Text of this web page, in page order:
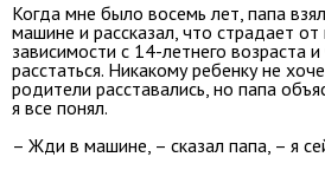
Когда мне было восемь лет, папа
машине и рассказал, что страдает от
зависимости с 14-летнего возраста
расстаться. Никакому ребенку не
родители расставались, но папа
я все понял.
– Жди в машине, – сказал папа, – я